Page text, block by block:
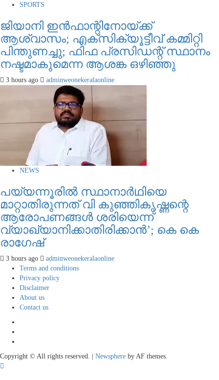
SPORTS
ജിയാനി ഇന്‍ഫാന്റിനോയ്ക്ക്
ആശ്വാസം; എക്‌സിക്യൂട്ടീവ് കമ്മിറ്റി
പിന്തുണച്ചു; ഫിഫ പ്രസിഡന്റ് സ്ഥാനം
നഷ്ടമാകുമെന്ന ആശങ്ക ഒഴിഞ്ഞു
3 hours ago adminweonekeralaonline
NEWS
പയ്യന്നൂരിൽ സ്ഥാനാർഥിയെ
മാറ്റാതിരുന്നത് വി കുഞ്ഞികൃഷ്ണന്റെ
ആരോപണങ്ങൾ ശരിയെന്ന്
വ്യാഖ്യാനിക്കാതിരിക്കാൻ’; കെ കെ
രാഗേഷ്
3 hours ago
adminweonekeralaonline
Terms and conditions
Privacy policy
Disclaimer
About us
Contact us
Copyright © All rights reserved. Newsphere by AF themes.